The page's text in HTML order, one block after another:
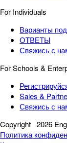
For Individuals
Варианты
ОТВЕТЫ
Свяжись с
For Schools &
Sales &
Свяжись с
Copyright 2026
Политика